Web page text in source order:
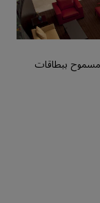
مسموح ببطاقات